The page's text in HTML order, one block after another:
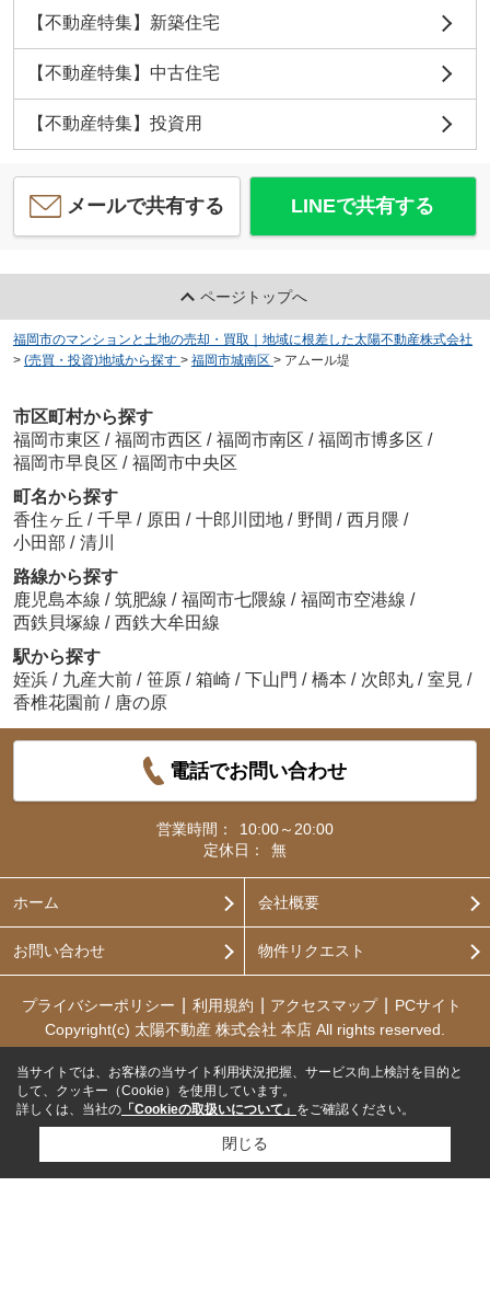
【不動産特集】新築住宅
【不動産特集】中古住宅
【不動産特集】投資用
メールで共有する LINEで共有する
ページトップへ
福岡市のマンションと土地の売却・買取｜地域に根差した太陽不動産株式会社
> (売買・投資)地域から探す > 福岡市城南区 > アムール堤
市区町村から探す
福岡市東区 / 福岡市西区 / 福岡市南区 / 福岡市博多区 /
福岡市早良区 / 福岡市中央区
町名から探す
香住ヶ丘 / 千早 / 原田 / 十郎川団地 / 野間 / 西月隈 /
小田部 / 清川
路線から探す
鹿児島本線 / 筑肥線 / 福岡市七隈線 / 福岡市空港線 /
西鉄貝塚線 / 西鉄大牟田線
駅から探す
姪浜 / 九産大前 / 笹原 / 箱崎 / 下山門 / 橋本 / 次郎丸 / 室見 /
香椎花園前 / 唐の原
電話でお問い合わせ
営業時間：
10:00～20:00
定休日：
無
ホーム 会社概要
お問い合わせ 物件リクエスト
プライバシーポリシー 利用規約 アクセスマップ
PCサイト
Copyright(c) 太陽不動産 株式会社 本店 All rights reserved.
当サイトでは、お客様の当サイト利用状況把握、サービス向上検討を目的と
して、クッキー（Cookie）を使用しています。
詳しくは、当社の 「Cookieの取扱いについて」 をご確認ください。
閉じる